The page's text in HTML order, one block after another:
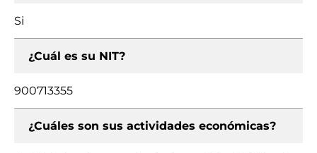
Si
¿Cuál es su NIT?
900713355
¿Cuáles son sus actividades económicas?